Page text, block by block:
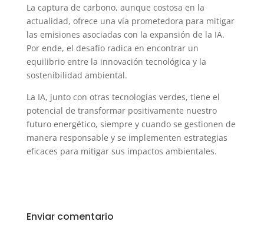
La captura de carbono, aunque costosa en la
actualidad, ofrece una vía prometedora para mitigar
las emisiones asociadas con la expansión de la IA.
Por ende, el desafío radica en encontrar un
equilibrio entre la innovación tecnológica y la
sostenibilidad ambiental.
La IA, junto con otras tecnologías verdes, tiene el
potencial de transformar positivamente nuestro
futuro energético, siempre y cuando se gestionen de
manera responsable y se implementen estrategias
eficaces para mitigar sus impactos ambientales.
Enviar comentario